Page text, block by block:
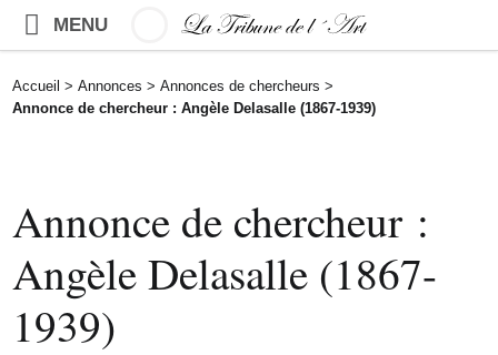
MENU
Accueil > Annonces > Annonces de chercheurs >
Annonce de chercheur : Angèle Delasalle (1867-1939)
Annonce de chercheur :
Angèle Delasalle (1867-
1939)